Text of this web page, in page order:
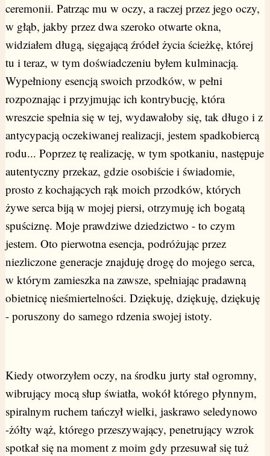
ceremonii. Patrząc mu w oczy, a raczej przez jego oczy,
w głąb, jakby przez dwa szeroko otwarte okna,
widziałem długą, sięgającą źródeł życia ścieżkę, której
tu i teraz, w tym doświadczeniu byłem kulminacją.
Wypełniony esencją swoich przodków, w pełni
rozpoznając i przyjmując ich kontrybucję, która
wreszcie spełnia się w tej, wydawałoby się, tak długo i z
antycypacją oczekiwanej realizacji, jestem spadkobiercą
rodu... Poprzez tę realizację, w tym spotkaniu, następuje
autentyczny przekaz, gdzie osobiście i świadomie,
prosto z kochających rąk moich przodków, których
żywe serca biją w mojej piersi, otrzymuję ich bogatą
spuściznę. Moje prawdziwe dziedzictwo - to czym
jestem. Oto pierwotna esencja, podróżując przez
niezliczone generacje znajduję drogę do mojego serca,
w którym zamieszka na zawsze, spełniając pradawną
obietnicę nieśmiertelności. Dziękuję, dziękuję, dziękuję
- poruszony do samego rdzenia swojej istoty.
Kiedy otworzyłem oczy, na środku jurty stał ogromny,
wibrujący mocą słup światła, wokół którego płynnym,
spiralnym ruchem tańczył wielki, jaskrawo seledynowo
-żółty wąż, którego przeszywający, penetrujący wzrok
spotkał się na moment z moim gdy przesuwał się tuż